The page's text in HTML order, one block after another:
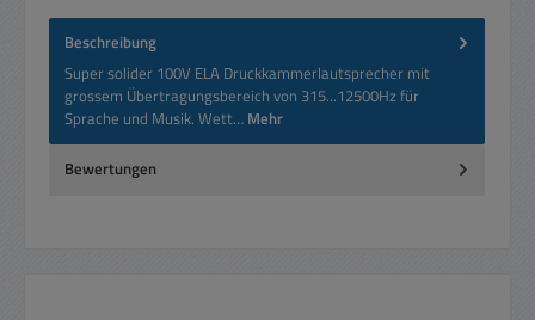
Beschreibung
Super solider 100V ELA Druckkammerlautsprecher mit
grossem Übertragungsbereich von 315...12500Hz für
Sprache und Musik. Wett… Mehr
Bewertungen